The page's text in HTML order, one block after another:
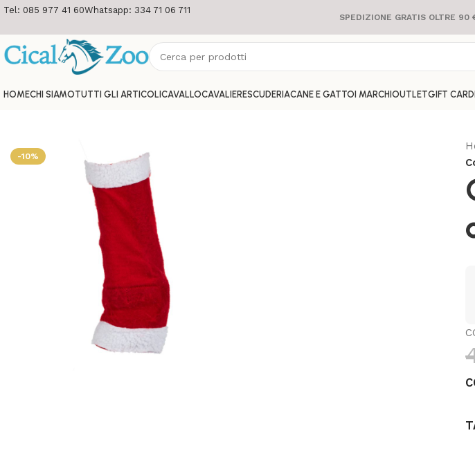
Tel: 085 977 41 60Whatsapp: 334 71 06 711
SPEDIZIONE GRATIS OLTRE
HOMECHI SIAMOTUTTI GLI ARTICOLI CAVALLOCAVALIERESCUDERIACANE E GATTO I MARCHI OUTLETGIFT CARD
-10%